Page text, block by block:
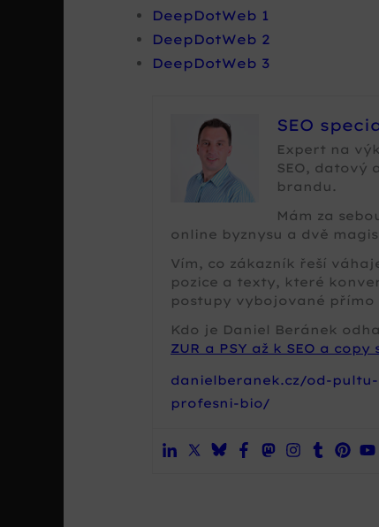
DeepDotWeb 1
DeepDotWeb 2
DeepDotWeb 3
SEO
Expert na
SEO, datový
brandu.
Mám za
online byznysu a dvě
Vím, co zákazník řeší
pozice a texty, které
postupy vybojované přímo
Kdo je Daniel Beránek
ZUR a PSY až k SEO a
danielberanek.cz/od-
profesni-bio/